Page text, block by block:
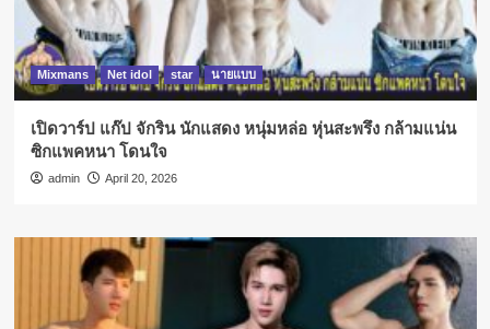
Mixmans Net idol star นายแบบ
เปิดวาร์ป แก๊ป จักริน นักแสดง หนุ่มหล่อ หุ่นสะพรึง กล้ามแน่น
ซิกแพคหนา โดนใจ
admin April 20, 2026